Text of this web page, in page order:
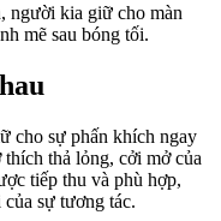
người kia giữ cho màn
mẽ sau bóng tối.
cho sự phấn khích ngay
thả lỏng, cởi mở của
tiếp thu và phù hợp,
sự tương tác.